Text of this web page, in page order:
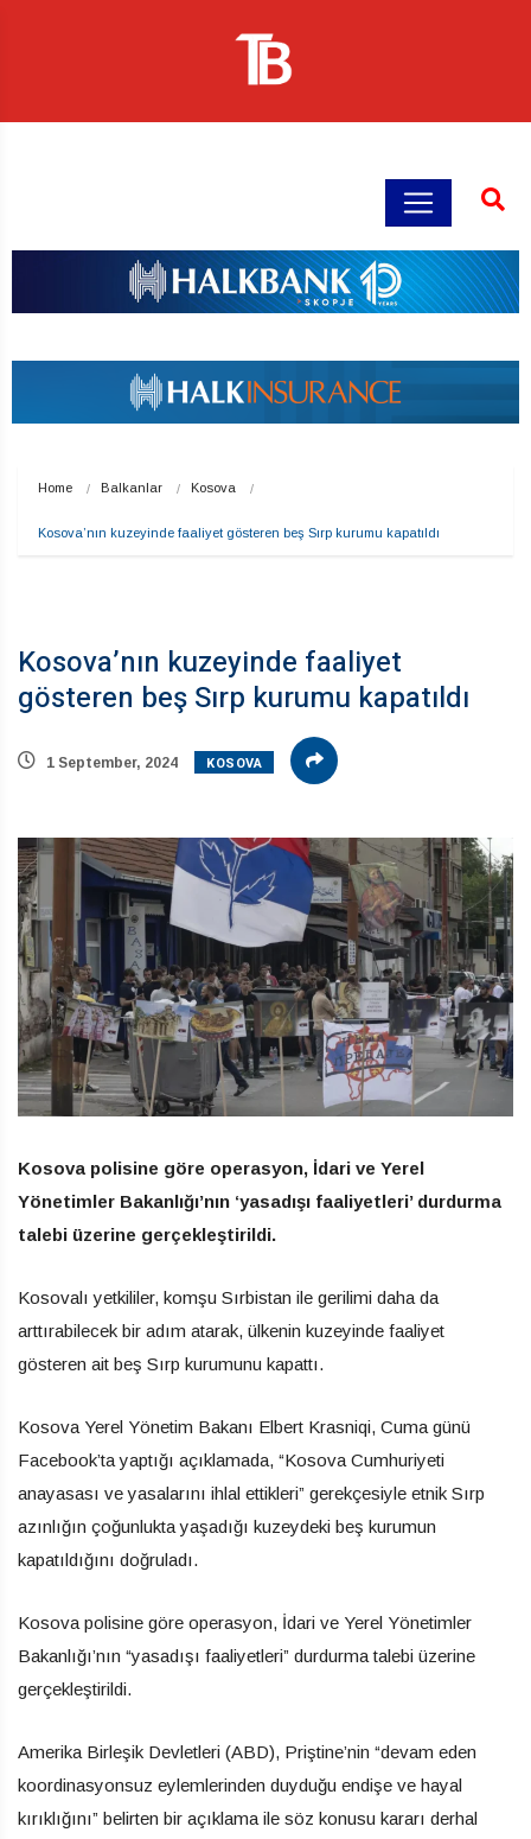
Home Balkanlar Kosova
Kosova’nın kuzeyinde faaliyet gösteren beş Sırp kurumu kapatıldı
Kosova’nın kuzeyinde faaliyet
gösteren beş Sırp kurumu kapatıldı
1 September, 2024 KOSOVA
Kosova polisine göre operasyon, İdari ve Yerel
Yönetimler Bakanlığı’nın ‘yasadışı faaliyetleri’ durdurma
talebi üzerine gerçekleştirildi.
Kosovalı yetkililer, komşu Sırbistan ile gerilimi daha da
arttırabilecek bir adım atarak, ülkenin kuzeyinde faaliyet
gösteren ait beş Sırp kurumunu kapattı.
Kosova Yerel Yönetim Bakanı Elbert Krasniqi, Cuma günü
Facebook’ta yaptığı açıklamada, “Kosova Cumhuriyeti
anayasası ve yasalarını ihlal ettikleri” gerekçesiyle etnik Sırp
azınlığın çoğunlukta yaşadığı kuzeydeki beş kurumun
kapatıldığını doğruladı.
Kosova polisine göre operasyon, İdari ve Yerel Yönetimler
Bakanlığı’nın “yasadışı faaliyetleri” durdurma talebi üzerine
gerçekleştirildi.
Amerika Birleşik Devletleri (ABD), Priştine’nin “devam eden
koordinasyonsuz eylemlerinden duyduğu endişe ve hayal
kırıklığını” belirten bir açıklama ile söz konusu kararı derhal